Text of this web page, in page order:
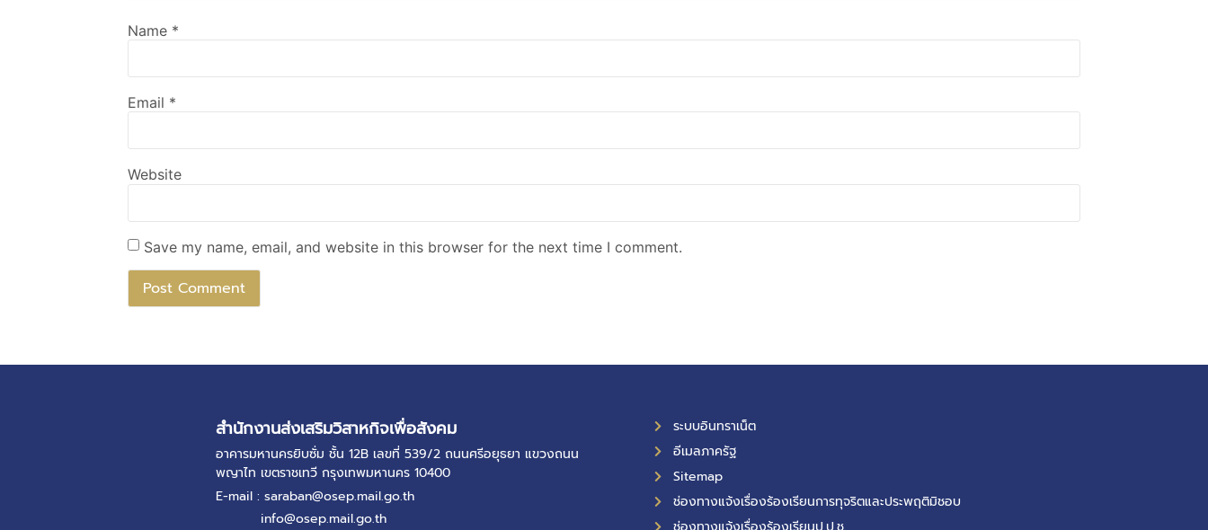
Name *
Email *
Website
Save my name, email, and website in this browser for the next time I comment.
สำนักงานส่งเสริมวิสาหกิจเพื่อสังคม
อาคารมหานครยิบซั่ม ชั้น 12B เลขที่ 539/2 ถนนศรีอยุธยา แขวงถนน
พญาไท เขตราชเทวี กรุงเทพมหานคร 10400
E-mail : saraban@osep.mail.go.th
info@osep.mail.go.th
ระบบอินทราเน็ต
อีเมลภาครัฐ
Sitemap
ช่องทางแจ้งเรื่องร้องเรียนการทุจริตและประพฤติมิชอบ